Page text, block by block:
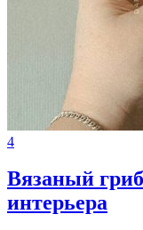
4
Вязаный
интерьера